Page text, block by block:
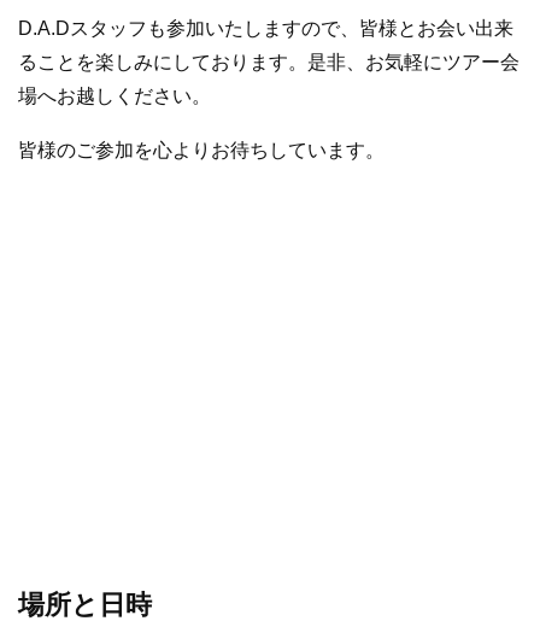
D.A.Dスタッフも参加いたしますので、皆様とお会い出来
ることを楽しみにしております。是非、お気軽にツアー会
場へお越しください。
皆様のご参加を心よりお待ちしています。
場所と日時